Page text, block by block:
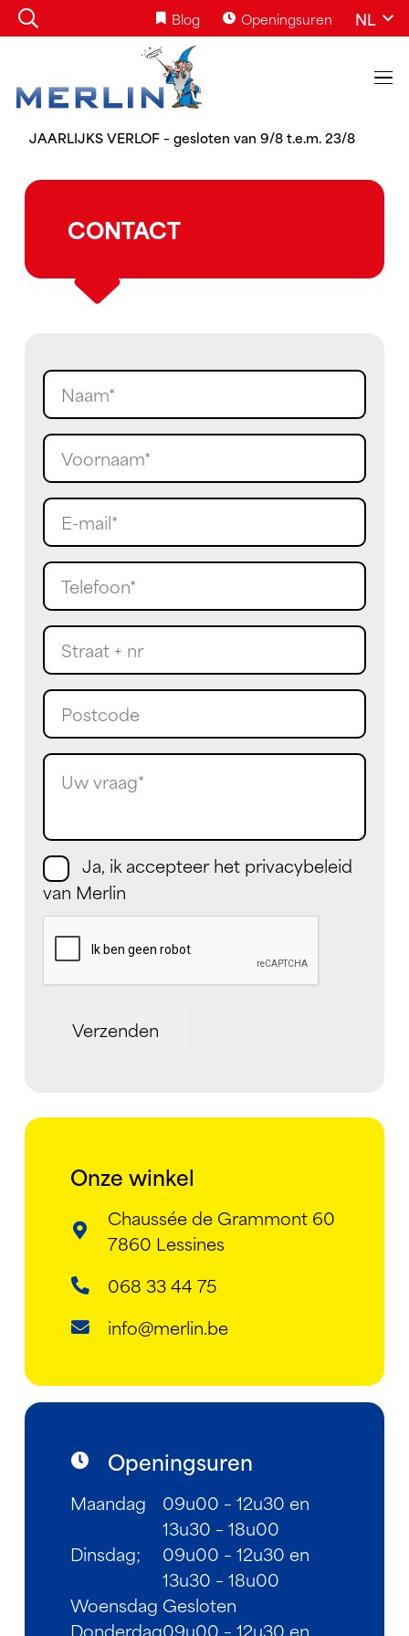
Blog Openingsuren NL
JAARLIJKS VERLOF – gesloten van 9/8 t.e.m. 23/8
CONTACT
Naam
Voornaam
E-
mail
Telefoon
Straat
+
nr
Postcode
Uw
vraag(Required)
Instemming
Ja, ik accepteer het privacybeleid
van Merlin
Verzenden
Onze winkel
Chaussée de Grammont 60
7860 Lessines
068 33 44 75
info@merlin.be
Openingsuren
Maandag
09u00 – 12u30 en
13u30 – 18u00
Dinsdag;
09u00 – 12u30 en
13u30 – 18u00
Woensdag Gesloten
Donderdag09u00 – 12u30 en